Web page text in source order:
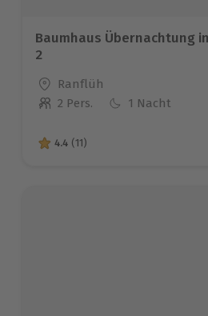
Baumhaus Übernachtung
2
Standort
Ranflüh
Anzahl der Teilnehmer
2 Pers. 1 Nacht
4.4 von 5 Sternen basierend
4.4 (11)